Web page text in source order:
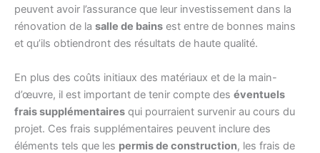
peuvent avoir l’assurance que leur investissement dans la
rénovation de la salle de bains est entre de bonnes mains
et qu’ils obtiendront des résultats de haute qualité.
En plus des coûts initiaux des matériaux et de la main-
d’œuvre, il est important de tenir compte des éventuels
frais supplémentaires qui pourraient survenir au cours du
projet. Ces frais supplémentaires peuvent inclure des
éléments tels que les permis de construction, les frais de